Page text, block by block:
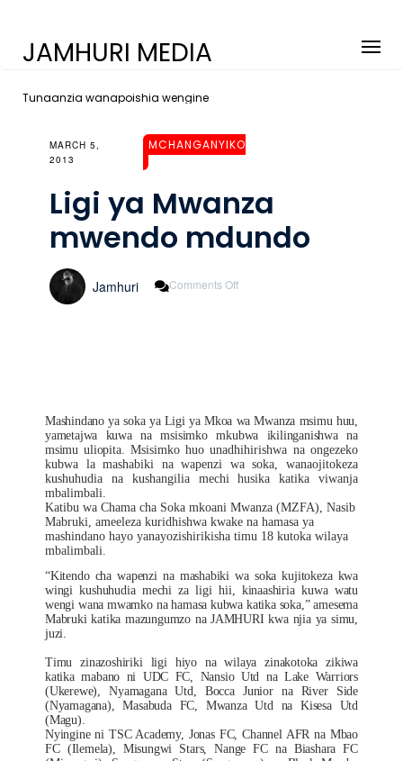
JAMHURI MEDIA
Tunaanzia wanapoishia wengine
MARCH 5,
2013
MCHANGANYIKO
Ligi ya Mwanza
mwendo mdundo
Jamhuri Comments Off
Mashindano ya soka ya Ligi ya Mkoa wa Mwanza msimu huu,
yametajwa kuwa na msisimko mkubwa ikilinganishwa na
msimu uliopita. Msisimko huo unadhihirishwa na ongezeko
kubwa la mashabiki na wapenzi wa soka, wanaojitokeza
kushuhudia na kushangilia mechi husika katika viwanja
mbalimbali.
Katibu wa Chama cha Soka mkoani Mwanza (MZFA), Nasib
Mabruki, ameeleza kuridhishwa kwake na hamasa ya
mashindano hayo yanayozishirikisha timu 18 kutoka wilaya
mbalimbali.
“Kitendo cha wapenzi na mashabiki wa soka kujitokeza kwa
wingi kushuhudia mechi za ligi hii, kinaashiria kuwa watu
wengi wana mwamko na hamasa kubwa katika soka,” amesema
Mabruki katika mazungumzo na JAMHURI kwa njia ya simu,
juzi.
Timu zinazoshiriki ligi hiyo na wilaya zinakotoka zikiwa
katika mabano ni UDC FC, Nansio Utd na Lake Warriors
(Ukerewe), Nyamagana Utd, Bocca Junior na River Side
(Nyamagana), Masabuda FC, Mwanza Utd na Kisesa Utd
(Magu).
Nyingine ni TSC Academy, Jonas FC, Channel AFR na Mbao
FC (Ilemela), Misungwi Stars, Nange FC na Biashara FC